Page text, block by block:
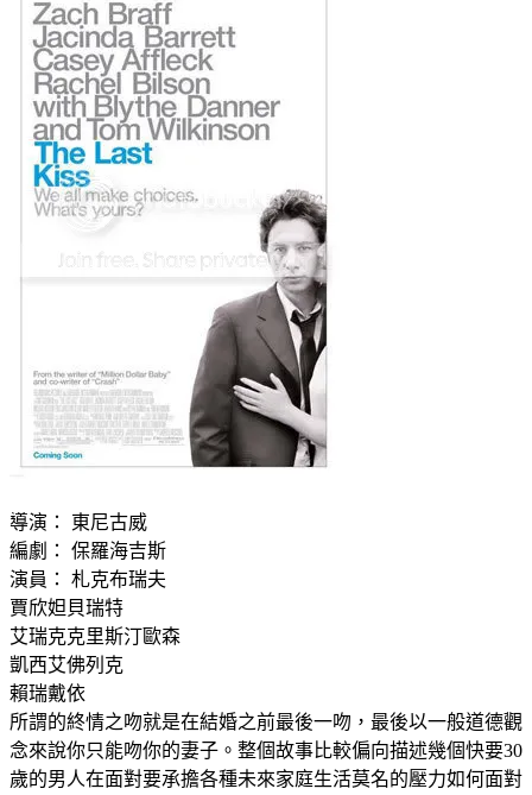
導演： 東尼古威
編劇： 保羅海吉斯
演員： 札克布瑞夫
賈欣妲貝瑞特
艾瑞克克里斯汀歐森
凱西艾佛列克
賴瑞戴依
所謂的終情之吻就是在結婚之前最後一吻，最後以一般道德觀
念來說你只能吻你的妻子。整個故事比較偏向描述幾個快要30
歲的男人在面對要承擔各種未來家庭生活莫名的壓力如何面對